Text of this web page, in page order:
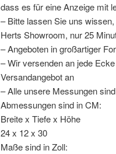
dass es für eine Anzeige mit
– Bitte lassen Sie uns
Herts Showroom, nur 25
– Angeboten in großartiger
– Wir versenden an jede
Versandangebot an
– Alle unsere Messungen
Abmessungen sind in CM:
Breite x Tiefe x Höhe
24 x 12 x 30
Maße sind in Zoll: